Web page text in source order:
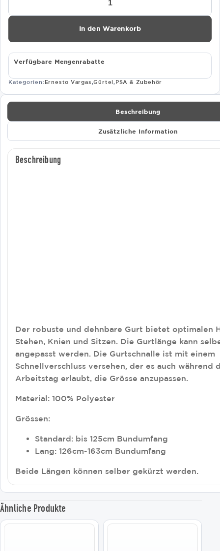
Menge
In den Warenkorb
Verfügbare Mengenrabatte
Kategorien:Ernesto Vargas,Gürtel,PSA & Zubehör
Beschreibung
Zusätzliche Information
Beschreibung
Der robuste und dehnbare Gurt bietet optimalen
Stehen, Knien und Sitzen. Die Gurtlänge kann
angepasst werden. Die Gurtschnalle ist mit einem
Schnellverschluss versehen, der es auch während
Arbeitstag erlaubt, die Grösse anzupassen.
Material: 100% Polyester
Grössen:
Standard: bis 125cm Bundumfang
Lang: 126cm-163cm Bundumfang
Beide Längen können selber gekürzt werden.
Ähnliche Produkte